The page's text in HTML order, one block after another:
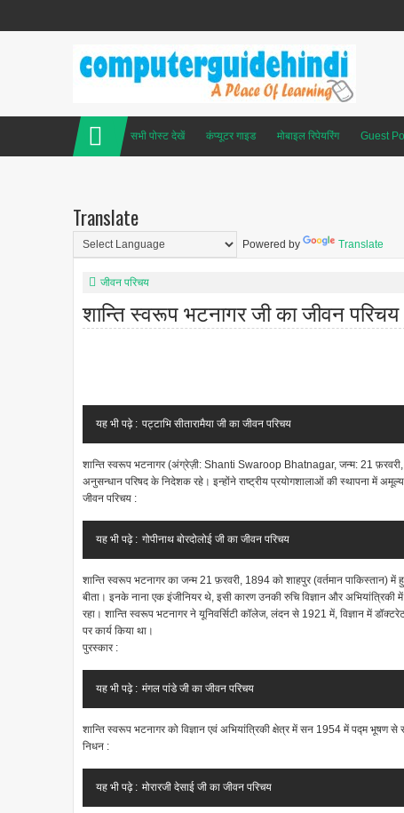
सभी पोस्ट देखें कंप्यूटर गाइड मोबाइल रिपेयरिंग Guest
Translate
Powered by Translate
जीवन परिचय
शान्ति स्वरूप भटनागर जी का जीवन परिचय
यह भी पढ़े : पट्टाभि सीतारामैया जी का जीवन परिचय
शान्ति स्वरूप भटनागर (अंग्रेज़ी: Shanti Swaroop Bhatnagar, जन्म: 21 फ़रवरी,
अनुसन्धान परिषद के निदेशक रहे। इन्होंने राष्ट्रीय प्रयोगशालाओं की स्थापना में अमूल्य
जीवन परिचय :
यह भी पढ़े : गोपीनाथ बोरदोलोई जी का जीवन परिचय
शान्ति स्वरूप भटनागर का जन्म 21 फ़रवरी, 1894 को शाहपुर (वर्तमान पाकिस्तान)
बीता। इनके नाना एक इंजीनियर थे, इसी कारण उनकी रुचि विज्ञान और
रहा। शान्ति स्वरूप भटनागर ने यूनिवर्सिटी कॉलेज, लंदन से 1921 में, विज्ञान में
पर कार्य किया था।
पुरस्कार :
यह भी पढ़े : मंगल पांडे जी का जीवन परिचय
शान्ति स्वरूप भटनागर को विज्ञान एवं अभियांत्रिकी क्षेत्र में सन 1954 में पद्म भूषण से
निधन :
यह भी पढ़े : मोरारजी देसाई जी का जीवन परिचय